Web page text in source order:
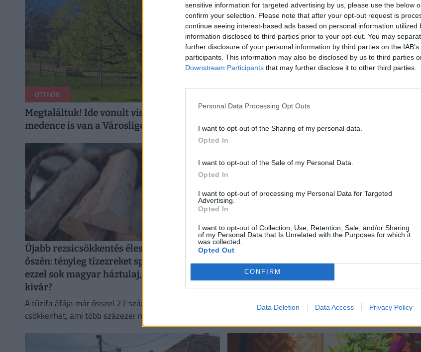
sensitive information for targeted advertising by us, please use the below
confirm your selection. Please note that after your opt-out request is
continue seeing interest-based ads based on personal information utilized
information disclosed to third parties prior to your opt-out. You may
further disclosure of your personal information by third parties on the
participants. This information may also be disclosed by us to third parties
Downstream Participants that may further disclose it to other third parties.
Personal Data Processing Opt Outs
I want to opt-out of the Sharing of my personal data.
Opted In
I want to opt-out of the Sale of my Personal Data.
Opted In
I want to opt-out of processing my Personal Data for Targeted
Advertising.
Opted In
I want to opt-out of Collection, Use, Retention, Sale, and/or Sharing
of my Personal Data that Is Unrelated with the Purposes for which it
was collected.
Opted Out
CONFIRM
Data Deletion Data Access Privacy Policy
OTTHON
Megtaláltuk! Ide vonult vissza a világ zajától Demjén Ferenc: lovak, halastó,
medence is van a Városliget méretű farmon
Újabb rezsicsökkentés élesedik 2026
őszén: tényleg tízezreket spórolhat
ezzel sok magyar háztulaj, aki most
kivár?
A tűzifa áfája már ősszel 27 százalékról 5 százalékra
csökkenhet, ami több százezer magyar háztartás
számára jelenthet könnyebbséget.
Döbbenetes szakadék a magyar
lakáspiacon: van olyan vármegye, ahol
egyetlen új lakás sem épült a tavasz óta
Az első félévben 22 százalékkal több lakás épült,
egy évvel korábban, a kiadott építési engedélyek
száma pedig még nagyobb, 29 százalékos ugrást
mutatott